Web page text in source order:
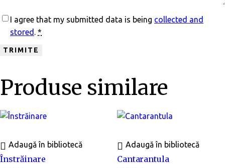
I agree that my submitted data is being collected and
stored . *
Produse similare
Adaugă în bibliotecă
Înstrăinare
Adaugă în bibliotecă
Cantarantula